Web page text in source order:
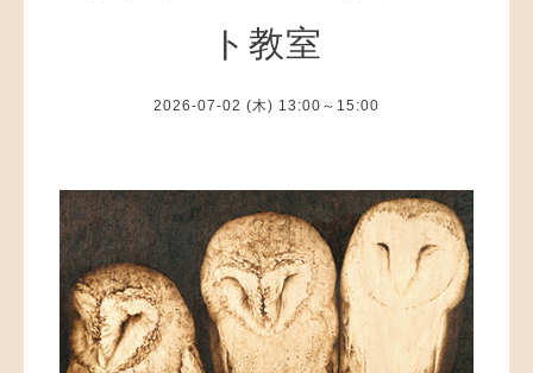
ト教室
2026-07-02 (木) 13:00～15:00